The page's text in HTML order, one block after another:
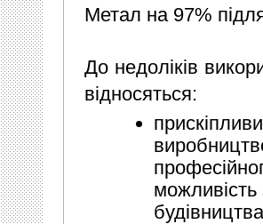
Метал на 97%
До недоліків
відносяться:
можливість